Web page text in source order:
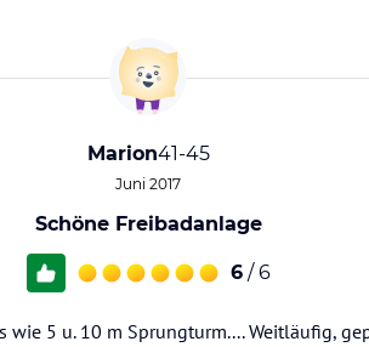
Marion41-45
Juni 2017
Schöne Freibadanlage
6 / 6
5 u. 10 m Sprungturm.... Weitläufig,